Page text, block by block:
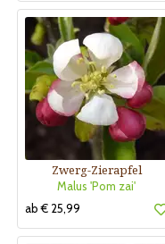
Zwerg-Zierapfel
Malus 'Pom zai'
ab € 25,99